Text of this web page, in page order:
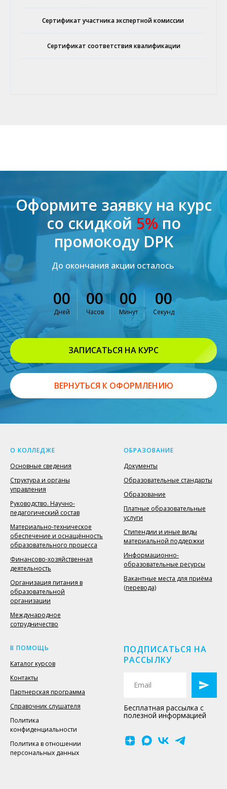
Сертификат участника экспертной комиссии
Сертификат соответствия квалификации
Оформите заявку на курс
со скидкой 5% по
промокоду DPK
До окончания акции осталось
00
Дней
00
Часов
00
Минут
00
Секунд
ЗАПИСАТЬСЯ НА КУРС
ВЕРНУТЬСЯ К ОФОРМЛЕНИЮ
О КОЛЛЕДЖЕ
Основные сведения
Структура и органы
управления
Руководство. Научно-
педагогический состав
Материально-техническое
обеспечение и оснащённость
образовательного процесса
Финансово-хозяйственная
деятельность
Организация питания в
образовательной
организации
Международное
сотрудничество
ОБРАЗОВАНИЕ
Документы
Образовательные стандарты
Образование
Платные образовательные
услуги
Стипендии и иные виды
материальной поддержки
Информационно-
образовательные ресурсы
Вакантные места для приёма
(перевода)
В ПОМОЩЬ
Каталог курсов
Контакты
Партнерская программа
Справочник слушателя
Политика
конфиденциальности
Политика в отношении
персональных данных
ПОДПИСАТЬСЯ НА
РАССЫЛКУ
Бесплатная рассылка с
полезной информацией